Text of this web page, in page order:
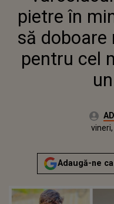
pietre în
să doboare
pentru cel
Autor:
Adaugă-ne